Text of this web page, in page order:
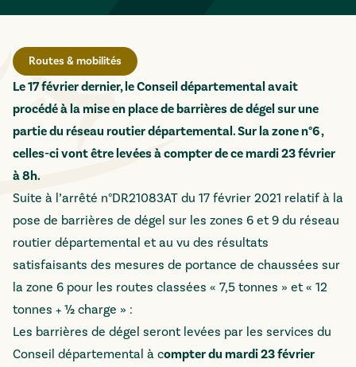
Routes & mobilités
Le 17 février dernier, le Conseil départemental avait
procédé à la mise en place de barrières de dégel sur une
partie du réseau routier départemental. Sur la zone n°6 ,
celles-ci vont être levées à compter de ce mardi 23 février
à 8h.
Suite à l’arrêté n°DR21083AT du 17 février 2021 relatif à la
pose de barrières de dégel sur les zones 6 et 9 du réseau
routier départemental et au vu des résultats
satisfaisants des mesures de portance de chaussées sur
la zone 6 pour les routes classées « 7,5 tonnes » et « 12
tonnes + ½ charge » :
Les barrières de dégel seront levées par les services du
Conseil départemental à compter du mardi 23 février